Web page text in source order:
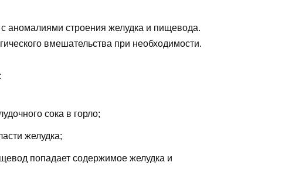
аномалиями строения желудка и пищевода.
вмешательства при необходимости.
сока в горло;
желудка;
попадает содержимое желудка и